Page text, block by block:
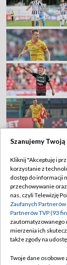
Szanujemy
Kliknij "Akceptuję i
korzystanie z
dostęp do informacji
przechowywanie
nas, czyli Telewizję
Zaufanych
Partnerów TVP (93
zautomatyzowanego
mierzenia ich
także zgody na
Twoje dane osobowe